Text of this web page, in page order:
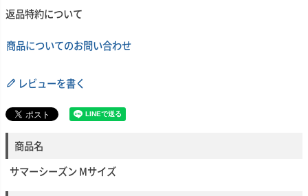
返品特約について
商品についてのお問い合わせ
レビューを書く
商品名
サマーシーズン Mサイズ